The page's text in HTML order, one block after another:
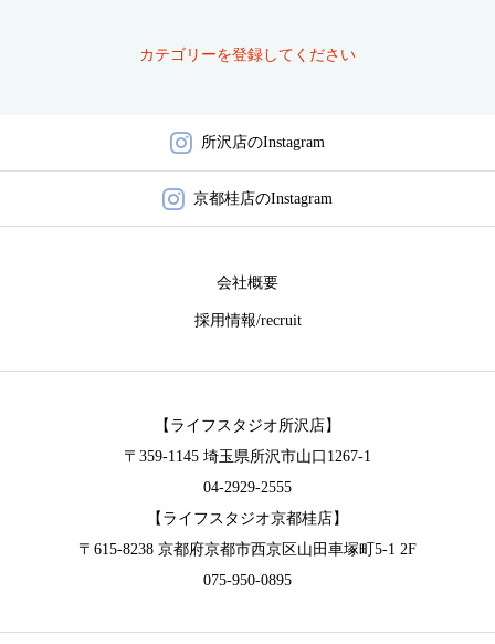
カテゴリーを登録してください
所沢店のInstagram
京都桂店のInstagram
会社概要
採用情報/recruit
【ライフスタジオ所沢店】
〒359-1145 埼玉県所沢市山口1267-1
04-2929-2555
【ライフスタジオ京都桂店】
〒615-8238 京都府京都市西京区山田車塚町5-1 2F
075-950-0895